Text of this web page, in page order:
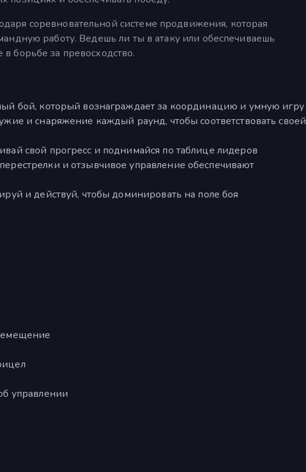
соревновательной системе продвижения, которая
работу. Ведешь ли ты в атаку или обеспечиваешь
борьбе за превосходство.
бой, который вознаграждает за координацию и умную игру
и снаряжение каждый раунд, чтобы соответствовать своей
свой прогресс и поднимайся по таблице лидеров
и отзывчивое управление обеспечивают
и действуй, чтобы доминировать на поле боя
управлении